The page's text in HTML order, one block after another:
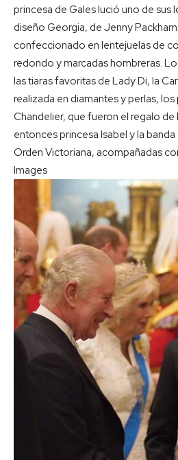
princesa de Gales lució uno de sus
diseño Georgia, de Jenny
confeccionado en lentejuelas de
redondo y marcadas hombreras.
las tiaras favoritas de Lady Di, la
realizada en diamantes y perlas,
Chandelier, que fueron el regalo
entonces princesa Isabel y la banda
Orden Victoriana, acompañadas
Images